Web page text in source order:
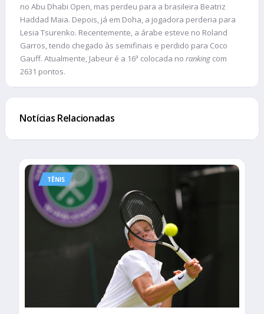
no Abu Dhabi Open, mas perdeu para a brasileira Beatriz
Haddad Maia. Depois, já em Doha, a jogadora perderia para
Lesia Tsurenko. Recentemente, a árabe esteve no Roland
Garros, tendo chegado às semifinais e perdido para Coco
Gauff. Atualmente, Jabeur é a 16ª colocada no ranking com
2631 pontos.
Notícias Relacionadas
TÊNIS